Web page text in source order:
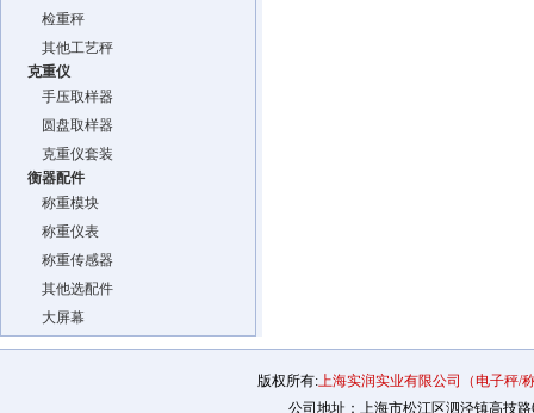
检重秤
其他工艺秤
克重仪
手压取样器
圆盘取样器
克重仪套装
衡器配件
称重模块
称重仪表
称重传感器
其他选配件
大屏幕
版权所有:上海实润实业有限公司（电子秤/
公司地址：上海市松江区泗泾镇高技路